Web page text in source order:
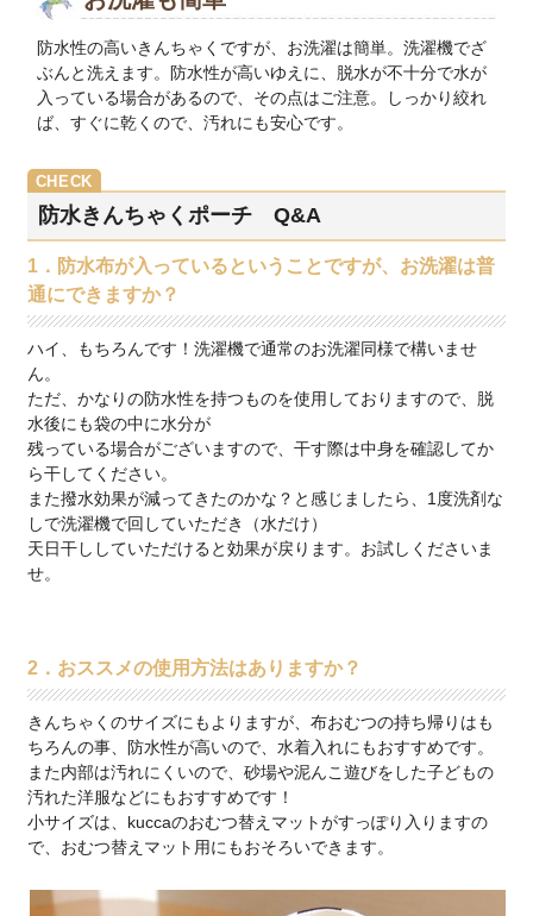
防水性の高いきんちゃくですが、お洗濯は簡単。洗濯機でざ
ぶんと洗えます。防水性が高いゆえに、脱水が不十分で水が
入っている場合があるので、その点はご注意。しっかり絞れ
ば、すぐに乾くので、汚れにも安心です。
防水きんちゃくポーチ Q&A
1．防水布が入っているということですが、お洗濯は普
通にできますか？
ハイ、もちろんです！洗濯機で通常のお洗濯同様で構いませ
ん。
ただ、かなりの防水性を持つものを使用しておりますので、脱
水後にも袋の中に水分が
残っている場合がございますので、干す際は中身を確認してか
ら干してください。
また撥水効果が減ってきたのかな？と感じましたら、1度洗剤な
しで洗濯機で回していただき（水だけ）
天日干ししていただけると効果が戻ります。お試しくださいま
せ。
2．おススメの使用方法はありますか？
きんちゃくのサイズにもよりますが、布おむつの持ち帰りはも
ちろんの事、防水性が高いので、水着入れにもおすすめです。
また内部は汚れにくいので、砂場や泥んこ遊びをした子どもの
汚れた洋服などにもおすすめです！
小サイズは、kuccaのおむつ替えマットがすっぽり入りますの
で、おむつ替えマット用にもおそろいできます。